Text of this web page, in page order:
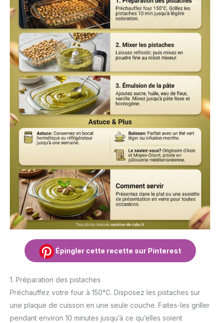
Épingler cette recette sur Pinterest
1. Préparation des pistaches
Préchauffez votre four à 150°C. Disposez les pistaches sur
une plaque de cuisson en une seule couche. Faites-les griller
pendant environ 10 minutes jusqu’à ce qu’elles soient